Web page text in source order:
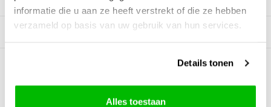
informatie die u aan ze heeft verstrekt of die ze hebben
verzameld op basis van uw gebruik van hun services.
Details tonen
Alles toestaan
Gerelateerde producten
BEOORDELINGEN